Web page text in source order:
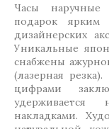
Часы
подарок ярким
дизайнерских
Уникальные
снабжены
(лазерная
цифрами
накладками.